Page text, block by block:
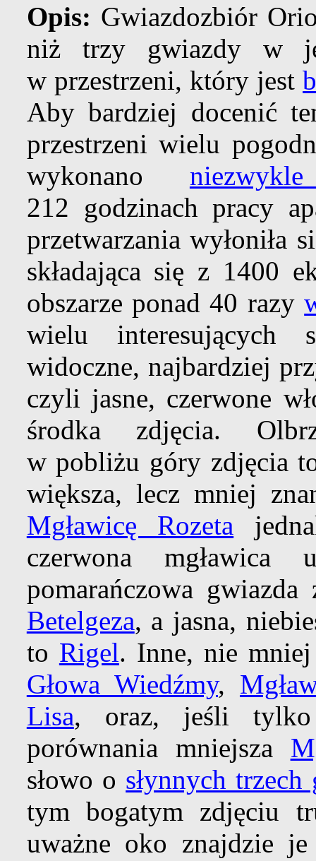
Opis: Gwiazdozbiór
niż trzy gwiazdy w
w przestrzeni, który jest
Aby bardziej docenić
przestrzeni wielu
wykonano
212 godzinach pracy
przetwarzania wyłoniła
składająca się z 1400
obszarze ponad 40 razy
wielu interesujących
widoczne, najbardziej
czyli jasne, czerwone
środka zdjęcia.
w pobliżu góry zdjęcia
większa, lecz mniej
Mgławicę Rozeta
czerwona
pomarańczowa
Betelgeza, a jasna,
to Rigel. Inne, nie
Głowa Wiedźmy,
Lisa, oraz, jeśli tylko
porównania mniejsza
słowo o słynnych trzech
tym bogatym zdjęciu
uważne oko znajdzie